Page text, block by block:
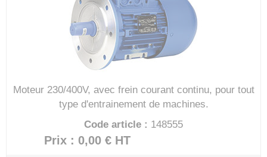
Moteur 230/400V, avec frein courant continu, pour tout
type d'entrainement de machines.
Code article : 148555
Prix : 0,00 € HT